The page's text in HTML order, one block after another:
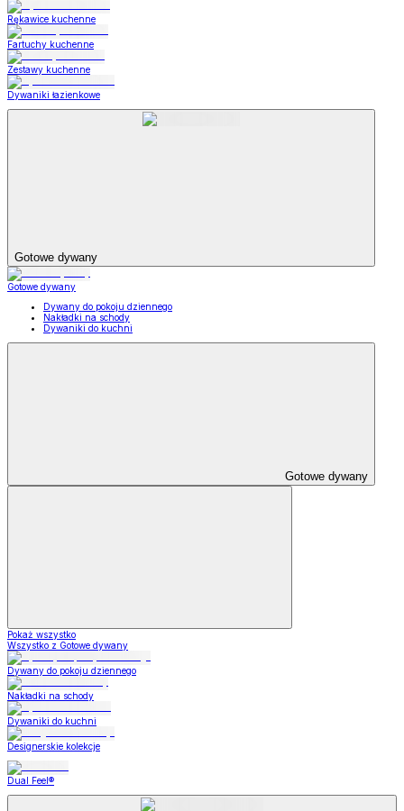
Rękawice kuchenne
Fartuchy kuchenne
Zestawy kuchenne
Dywaniki łazienkowe
Gotowe dywany
Gotowe dywany
Dywany do pokoju dziennego
Nakładki na schody
Dywaniki do kuchni
Gotowe dywany
Pokaż wszystko
Wszystko z Gotowe dywany
Dywany do pokoju dziennego
Nakładki na schody
Dywaniki do kuchni
Designerskie kolekcje
Dual Feel®